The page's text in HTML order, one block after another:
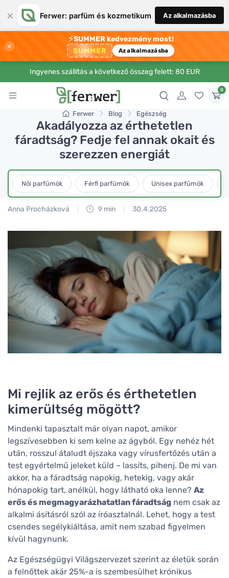
× Ferwer: parfüm és kozmetikum Az alkalmazásba
×
⚡SUMMER kedvezmény most!
SUMMER Az alkalmazásba
Ingyenes szállítás a következő összeg felett: 80 EUR
0
Ferwer Blog Egészség
Akadályozza az érthetetlen
fáradtság? Fedje fel annak okait és
szerezzen energiát
Női parfümök Férfi parfümök Unisex parfümök
Anna Procházková 9 min 30.4.2025
Mi rejlik az erős és érthetetlen
kimerültség mögött?
Mindenki tapasztalt már olyan napot, amikor
legszívesebben ki sem kelne az ágyból. Egy nehéz hét
után, rosszul átaludt éjszaka vagy vírusfertőzés után a
test egyértelmű jeleket küld – lassíts, pihenj. De mi van
akkor, ha a fáradtság napokig, hetekig, vagy akár
hónapokig tart, anélkül, hogy látható oka lenne? Az
erős és megmagyarázhatatlan fáradtság nem csak az
alkalmi ásításról szól az íróasztalnál. Lehet, hogy a test
csendes segélykiáltása, amit nem szabad figyelmen
kívül hagynunk.
Az Egészségügyi Világszervezet szerint az életük során
a felnőttek akár 25%-a is szembesülhet krónikus